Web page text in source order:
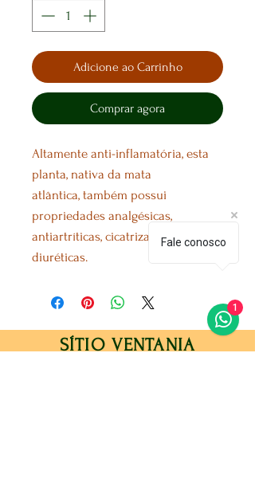
Adicione ao Carrinho
Comprar agora
Altamente anti-inflamatória, esta
planta, nativa da mata
atlântica, também possui
propriedades analgésicas,
antiartríticas, cicatrizantes e
diuréticas.
SÍTIO VENTANIA
Fale conosco
1